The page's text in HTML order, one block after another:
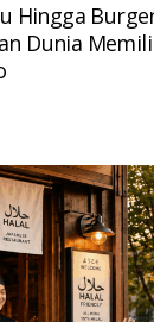
Hingga
Dunia